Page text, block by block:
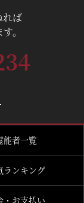
れば
。
能者一覧
ランキング
・お支払い